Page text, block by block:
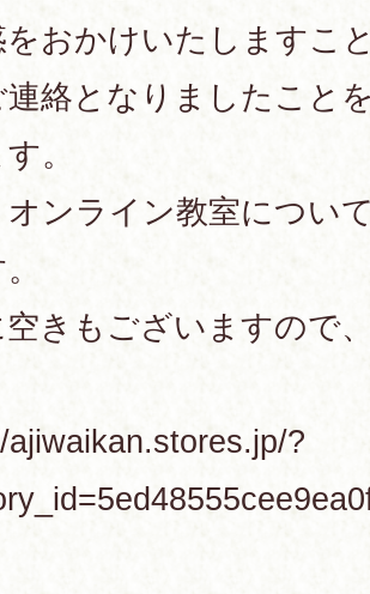
をおかけいたしますこ
連絡となりましたこと
。
オンライン教室につい
空きもございますので
ajiwaikan.stores.jp/?